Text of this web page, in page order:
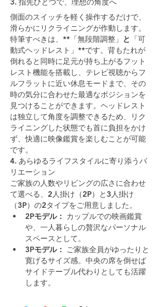
側面のスイッチを軽く操作するだけで、
滑らかにリクライニングが作動します。
特筆すべきは、**「無段階調整」 と 「可
動式ヘッドレスト」**です。背もたれが
倒れると同時に足元が持ち上がるフット
レスト機能を搭載し、テレビ視聴からフ
ルフラットに近い休息モードまで、その
時の気分に合わせた最適なポジションを
見つけることができます。ヘッドレスト
は独立して角度を調整できるため、リク
ライニングした状態でも首に負担をかけ
ず、快適に映像鑑賞を楽しむことが可能
です。
4. あらゆるライフスタイルに寄り添うバ
リエーション
ご家族の人数やリビングの広さに合わせ
て選べる、2人掛け（2P）と3人掛け
（3P）の2タイプをご用意しました。
2Pモデル：
カップルでの映画鑑賞
や、一人暮らしの贅沢なパーソナル
スペースとして。
3Pモデル：
ご家族全員がゆったりと
寛げるサイズ感。中央の席を倒せば
サイドテーブル代わりとしても活躍
します。